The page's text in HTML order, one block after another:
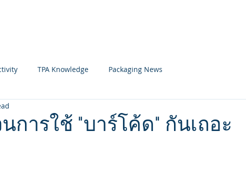
TPA Knowledge Packaging News
การใช้ "บาร์โค้ด" กันเถอะ
5 stars.